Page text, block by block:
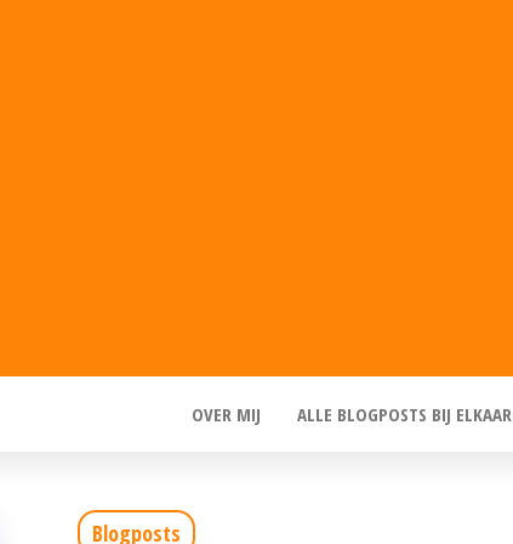
OVER MIJ ALLE BLOGPOSTS BIJ ELKAAR
Blogposts